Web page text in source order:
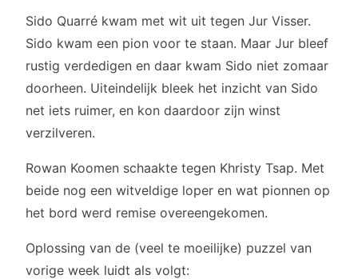
Sido Quarré kwam met wit uit tegen Jur Visser.
Sido kwam een pion voor te staan. Maar Jur bleef
rustig verdedigen en daar kwam Sido niet zomaar
doorheen. Uiteindelijk bleek het inzicht van Sido
net iets ruimer, en kon daardoor zijn winst
verzilveren.
Rowan Koomen schaakte tegen Khristy Tsap. Met
beide nog een witveldige loper en wat pionnen op
het bord werd remise overeengekomen.
Oplossing van de (veel te moeilijke) puzzel van
vorige week luidt als volgt: